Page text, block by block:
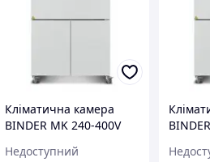
Кліматична камера
BINDER MK 240-400V
Недоступний